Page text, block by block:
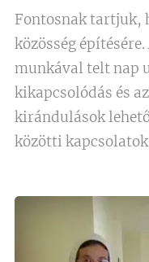
Fontosnak tartjuk,
közösség
munkával telt nap
kikapcsolódás és
kirándulások
közötti